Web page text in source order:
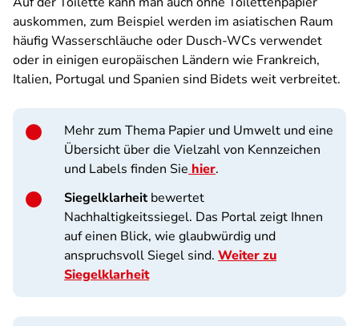
auskommen, zum Beispiel werden im asiatischen Raum
häufig Wasserschläuche oder Dusch-WCs verwendet
oder in einigen europäischen Ländern wie Frankreich,
Italien, Portugal und Spanien sind Bidets weit verbreitet.
Mehr zum Thema Papier und Umwelt und eine
Übersicht über die Vielzahl von Kennzeichen
und Labels finden Sie hier.
Siegelklarheitbewertet
Nachhaltigkeitssiegel. Das Portal zeigt Ihnen
auf einen Blick, wie glaubwürdig und
anspruchsvoll Siegel sind. Weiter zu
Siegelklarheit